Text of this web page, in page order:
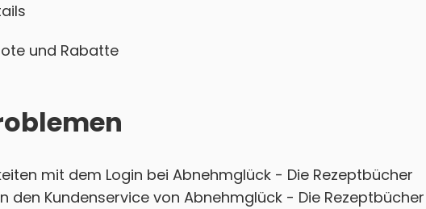
und Rabatte
mit dem Login bei Abnehmglück - Die Rezeptbücher
den Kundenservice von Abnehmglück - Die Rezeptbücher